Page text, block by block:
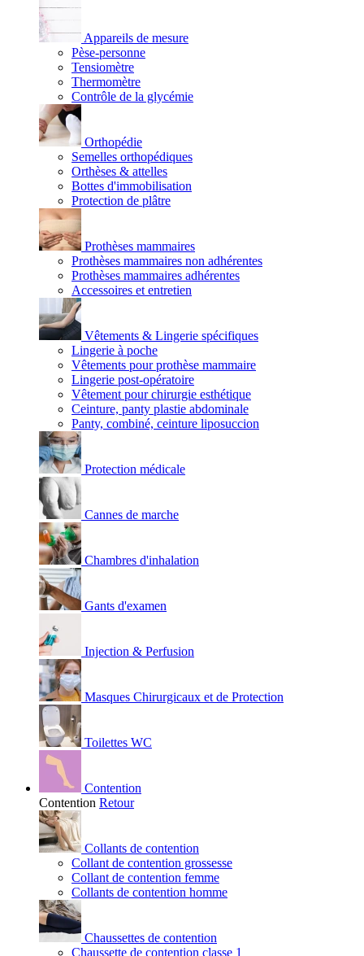
Appareils de mesure
Pèse-personne
Tensiomètre
Thermomètre
Contrôle de la glycémie
Orthopédie
Semelles orthopédiques
Orthèses & attelles
Bottes d'immobilisation
Protection de plâtre
Prothèses mammaires
Prothèses mammaires non adhérentes
Prothèses mammaires adhérentes
Accessoires et entretien
Vêtements & Lingerie spécifiques
Lingerie à poche
Vêtements pour prothèse mammaire
Lingerie post-opératoire
Vêtement pour chirurgie esthétique
Ceinture, panty plastie abdominale
Panty, combiné, ceinture liposuccion
Protection médicale
Cannes de marche
Chambres d'inhalation
Gants d'examen
Injection & Perfusion
Masques Chirurgicaux et de Protection
Toilettes WC
Contention
Contention Retour
Collants de contention
Collant de contention grossesse
Collant de contention femme
Collants de contention homme
Chaussettes de contention
Chaussette de contention classe 1